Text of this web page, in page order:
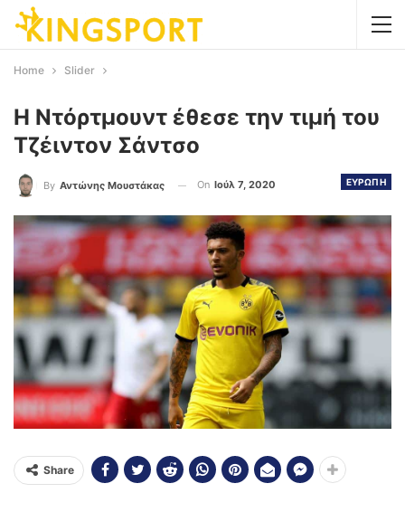
Home Slider
Η Ντόρτμουντ έθεσε την τιμή του
Τζέιντον Σάντσο
ΕΥΡΩΠΗ
By Αντώνης Μουστάκας On Ιούλ 7, 2020
Share